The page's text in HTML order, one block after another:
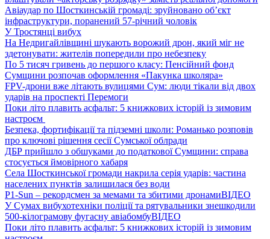
Авіаудар по Шосткинській громаді: зруйновано об’єкт
інфраструктури, поранений 57-річний чоловік
У Тростянці вибух
На Недригайлівщині шукають ворожий дрон, який міг не
здетонувати: жителів попередили про небезпеку
По 5 тисяч гривень до першого класу: Пенсійний фонд
Сумщини розпочав оформлення «Пакунка школяра»
FPV-дрони вже літають вулицями Сум: люди тікали від двох
ударів на проспекті Перемоги
Поки літо плавить асфальт: 5 книжкових історій із зимовим
настроєм
Безпека, фортифікації та підземні школи: Романько розповів
про ключові рішення сесії Сумської облради
ДБР прийшло з обшуками до податкової Сумщини: справа
стосується ймовірного хабаря
Села Шосткинської громади накрила серія ударів: частина
населених пунктів залишилася без води
P1-Sun – рекордсмен за мемами та збитими дронамиВІДЕО
У Сумах вибухотехніки поліції та рятувальники знешкодили
500-кілограмову фугасну авіабомбуВІДЕО
Поки літо плавить асфальт: 5 книжкових історій із зимовим